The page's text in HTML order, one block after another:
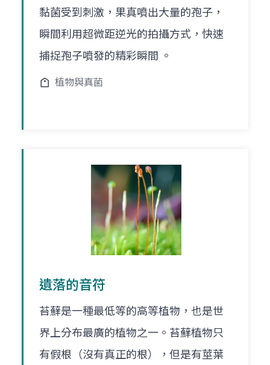
黏菌受到刺激，果真噴出大量的孢子，
瞬間利用超微距逆光的拍攝方式，快速
捕捉孢子噴發的精彩瞬間 。
植物與真菌
遺落的音符
苔蘚是一種最低等的高等植物，也是世
界上分布最廣的植物之一。苔蘚植物只
有假根（沒有真正的根），但是有莖葉